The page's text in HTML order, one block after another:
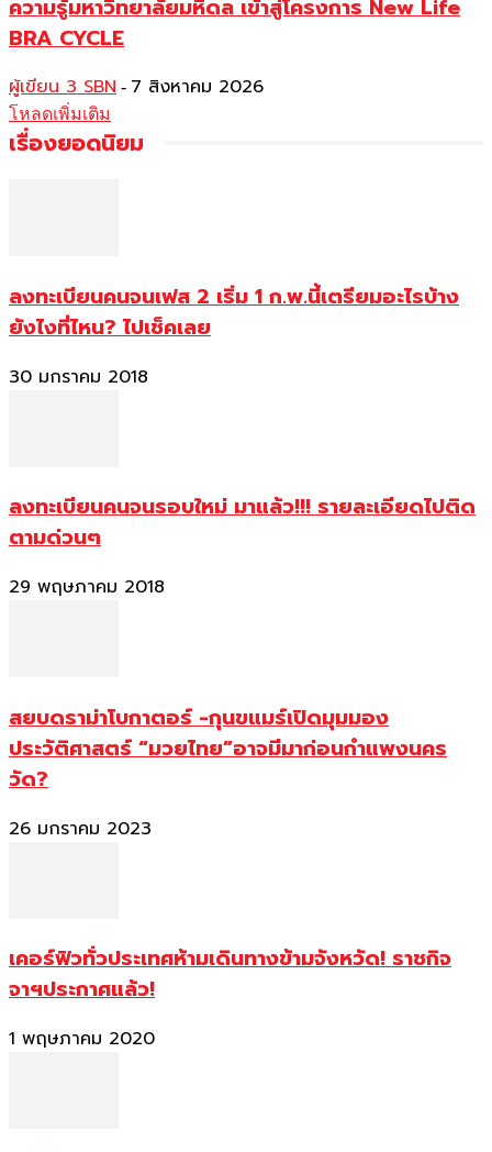
ความรู้มหาวิทยาลัยมหิดล เข้าสู่โครงการ New Life
BRA CYCLE
ผู้เขียน 3 SBN - 7 สิงหาคม 2026
โหลดเพิ่มเติม
เรื่องยอดนิยม
ลงทะเบียนคนจนเฟส 2 เริ่ม 1 ก.พ.นี้เตรียมอะไรบ้าง
ยังไงที่ไหน? ไปเช็คเลย
30 มกราคม 2018
ลงทะเบียนคนจนรอบใหม่ มาแล้ว!!! รายละเอียดไปติด
ตามด่วนๆ
29 พฤษภาคม 2018
สยบดราม่าโบกาตอร์ -กุนขแมร์เปิดมุมมอง
ประวัติศาสตร์ “มวยไทย”อาจมีมาก่อนกำแพงนคร
วัด?
26 มกราคม 2023
เคอร์ฟิวทั่วประเทศห้ามเดินทางข้ามจังหวัด! ราชกิจ
จาฯประกาศแล้ว!
1 พฤษภาคม 2020